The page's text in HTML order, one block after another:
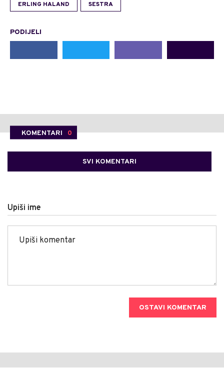
ERLING HALAND SESTRA
PODIJELI
KOMENTARI 0
SVI KOMENTARI
Upiši ime
OSTAVI KOMENTAR